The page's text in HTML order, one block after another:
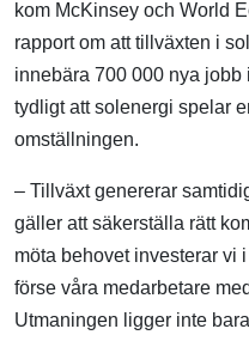
kom McKinsey och World
rapport om att tillväxten i
innebära 700 000 nya
tydligt att solenergi spelar
omställningen.
– Tillväxt genererar
gäller att säkerställa rätt
möta behovet investerar vi
förse våra medarbetare
Utmaningen ligger inte